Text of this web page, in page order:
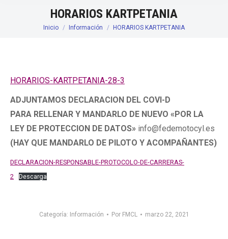
HORARIOS KARTPETANIA
Estás aquí:
Inicio Información HORARIOS KARTPETANIA
HORARIOS-KARTPETANIA-28-3
ADJUNTAMOS DECLARACION DEL COVI-D
PARA RELLENAR Y MANDARLO DE NUEVO «POR LA
LEY DE PROTECCION DE DATOS» info@fedemotocyl.es
(HAY QUE MANDARLO DE PILOTO Y ACOMPAÑANTES)
DECLARACION-RESPONSABLE-PROTOCOLO-DE-CARRERAS-
2
Descarga
Categoría: Información Por FMCL marzo 22, 2021